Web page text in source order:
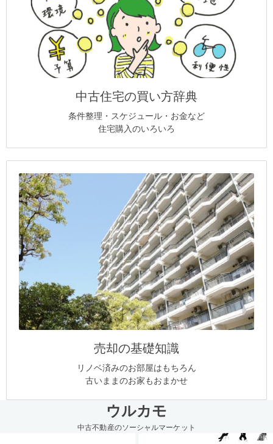
中古住宅の買い方辞典
条件整理・スケジュール・お金など
住宅購入のいろいろ
売却の基礎知識
リノベ済みのお部屋はもちろん
古いままのお家もおまかせ
ウルカモ
中古不動産のソーシャルマーケット